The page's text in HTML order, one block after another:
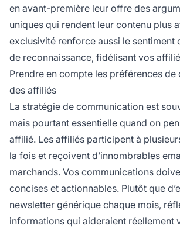
en avant-première leur offre des
uniques qui rendent leur contenu plus
exclusivité renforce aussi le sentiment
de reconnaissance, fidélisant vos
Prendre en compte les préférences
des affiliés
La stratégie de communication est
mais pourtant essentielle quand on
affilié. Les affiliés participent à
la fois et reçoivent d’innombrables
marchands. Vos communications
concises et actionnables. Plutôt que
newsletter générique chaque mois,
informations qui aideraient réellement